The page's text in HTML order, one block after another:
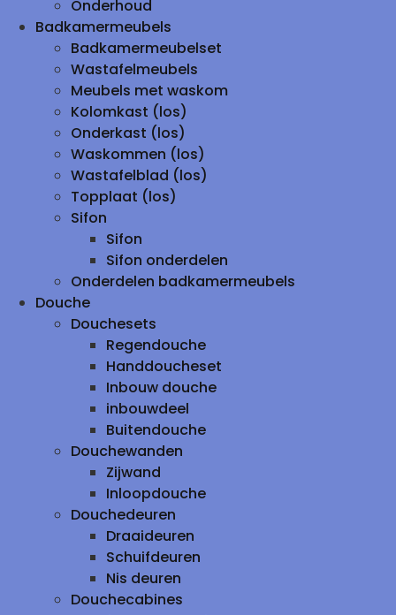
Onderhoud
Badkamermeubels
Badkamermeubelset
Wastafelmeubels
Meubels met waskom
Kolomkast (los)
Onderkast (los)
Waskommen (los)
Wastafelblad (los)
Topplaat (los)
Sifon
Sifon
Sifon onderdelen
Onderdelen badkamermeubels
Douche
Douchesets
Regendouche
Handdoucheset
Inbouw douche
inbouwdeel
Buitendouche
Douchewanden
Zijwand
Inloopdouche
Douchedeuren
Draaideuren
Schuifdeuren
Nis deuren
Douchecabines